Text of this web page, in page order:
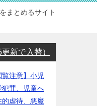
まとめるサイト
新で入替）
覧注意】小児
犯罪、児童へ
的虐待、悪魔